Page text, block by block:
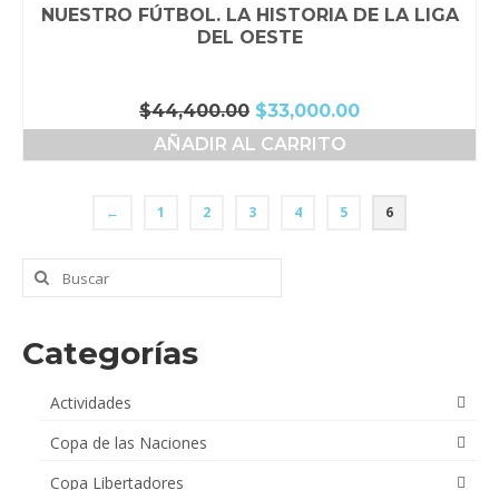
NUESTRO FÚTBOL. LA HISTORIA DE LA LIGA
DEL OESTE
$44,400.00 El
precio
original
$33,000.00El
precio
$33,000.00.
AÑADIR AL CARRITO
← 1 2 3 4 5 6
Buscar
por:
Categorías
Actividades
Copa de las Naciones
Copa Libertadores